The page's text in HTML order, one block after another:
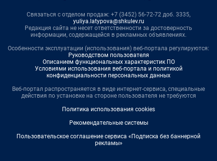
Связаться с отделом продаж: +7 (3452) 56-72-72 доб. 3335,
yuliya.latypova@shkulev.ru
Редакция сайта не несет ответственности за достоверность
информации, содержащейся в рекламных объявлениях.
Особенности эксплуатации (использования) веб-портала регулируются:
Руководством пользователя
Описанием функциональных характеристик ПО
Условиями использования веб-портала и политикой
конфиденциальности персональных данных
Веб-портал распространяется в виде интернет-сервиса, специальные
действия по установке на стороне пользователя не требуются
Политика использования cookies
Рекомендательные системы
Пользовательское соглашение сервиса «Подписка без баннерной
рекламы»